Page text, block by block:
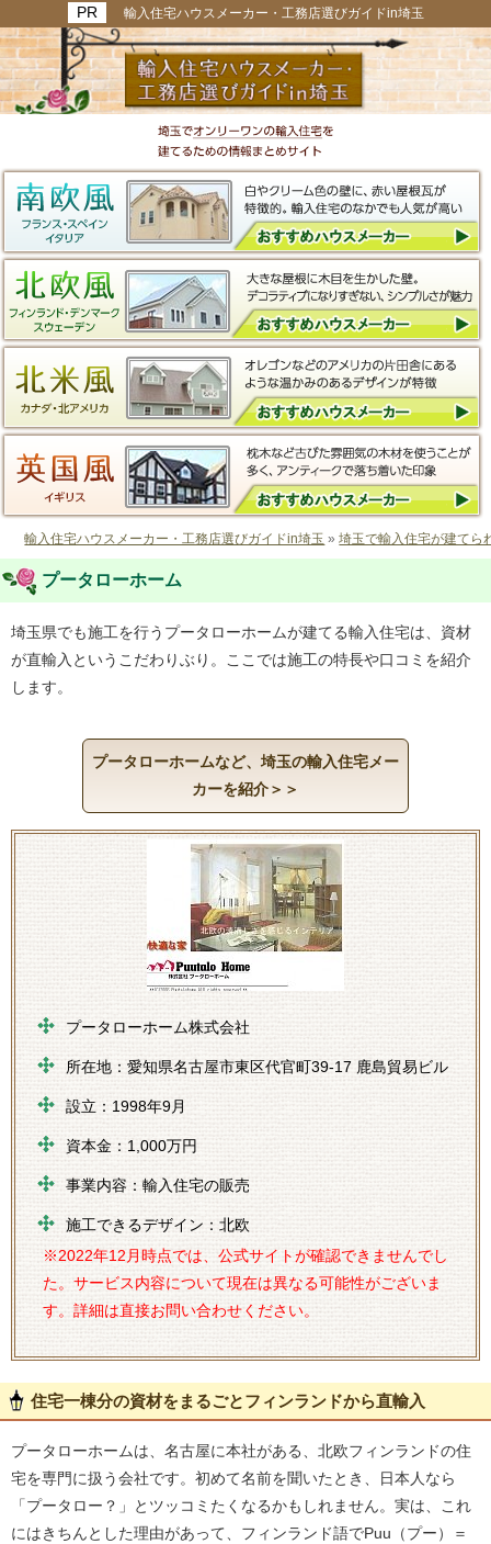
輸入住宅ハウスメーカー・工務店選びガイドin埼玉
輸入住宅ハウスメーカー・工務店選びガイドin埼玉 »埼玉で輸入住宅が建てら
プータローホーム
埼玉県でも施工を行うプータローホームが建てる輸入住宅は、資材
が直輸入というこだわりぶり。ここでは施工の特長や口コミを紹介
します。
プータローホームなど、埼玉の輸入住宅メー
カーを紹介＞＞
プータローホーム株式会社
所在地：愛知県名古屋市東区代官町39-17 鹿島貿易ビル
設立：1998年9月
資本金：1,000万円
事業内容：輸入住宅の販売
施工できるデザイン：北欧
※2022年12月時点では、公式サイトが確認できませんでし
た。サービス内容について現在は異なる可能性がございま
す。詳細は直接お問い合わせください。
住宅一棟分の資材をまるごとフィンランドから直輸入
プータローホームは、名古屋に本社がある、北欧フィンランドの住
宅を専門に扱う会社です。初めて名前を聞いたとき、日本人なら
「プータロー？」とツッコミたくなるかもしれません。実は、これ
にはきちんとした理由があって、フィンランド語でPuu（プー）＝